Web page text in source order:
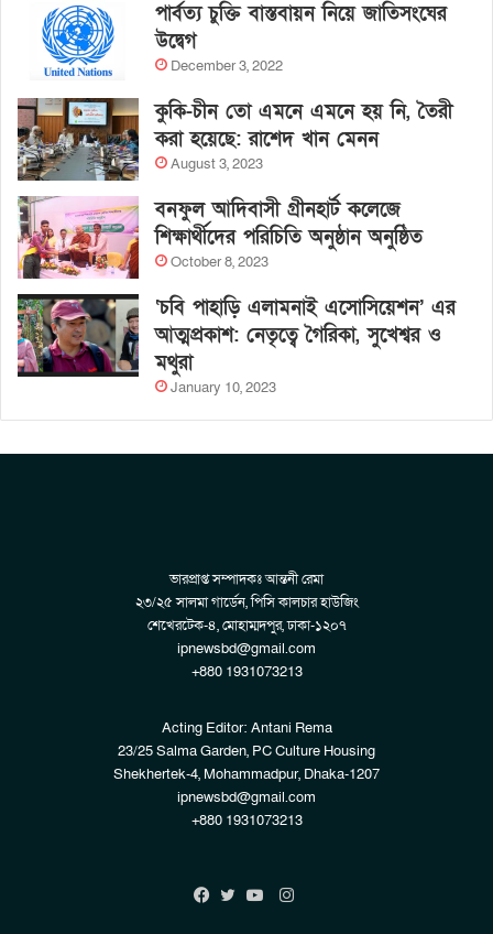
পার্বত্য চুক্তি বাস্তবায়ন নিয়ে জাতিসংঘের
উদ্বেগ
December 3, 2022
কুকি-চীন তো এমনে এমনে হয় নি, তৈরী
করা হয়েছে: রাশেদ খান মেনন
August 3, 2023
বনফুল আদিবাসী গ্রীনহার্ট কলেজে
শিক্ষার্থীদের পরিচিতি অনুষ্ঠান অনুষ্ঠিত
October 8, 2023
‘চবি পাহাড়ি এলামনাই এসোসিয়েশন’ এর
আত্মপ্রকাশ: নেতৃত্বে গৈরিকা, সুখেশ্বর ও
মথুরা
January 10, 2023
ভারপ্রাপ্ত সম্পাদকঃ আন্তনী রেমা
২৩/২৫ সালমা গার্ডেন, পিসি কালচার হাউজিং
শেখেরটেক-৪, মোহাম্মদপুর, ঢাকা-১২০৭
ipnewsbd@gmail.com
+880 1931073213
Acting Editor: Antani Rema
23/25 Salma Garden, PC Culture Housing
Shekhertek-4, Mohammadpur, Dhaka-1207
ipnewsbd@gmail.com
+880 1931073213
Instagram